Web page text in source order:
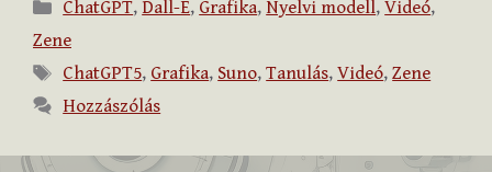
ChatGPT, Dall-E, Grafika, Nyelvi modell,Videó,
Zene
Címkék
ChatGPT5, Grafika, Suno,Tanulás,Videó,Zene
Hozzászólás